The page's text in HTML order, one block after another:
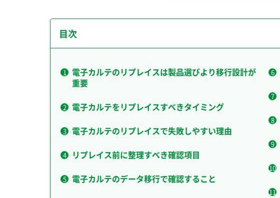
目次
電子カルテのリプレイスは製品選びより移行設計が
重要
電子カルテをリプレイスすべきタイミング
電子カルテのリプレイスで失敗しやすい理由
リプレイス前に整理すべき確認項目
電子カルテのデータ移行で確認すること